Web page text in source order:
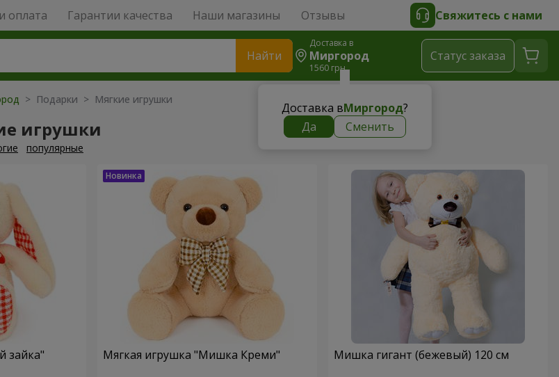
оплата Гарантии качества Наши магазины Отзывы Свяжитесь с нами
Найти
Доставка в
Миргород
1560 грн
Доставка вМиргород?
Да
Сменить
Cтатус заказа
> Подарки > Мягкие игрушки
игрушки
популярные
зайка" Мягкая игрушка "Мишка Креми" Мишка гигант (бежевый) 120 см